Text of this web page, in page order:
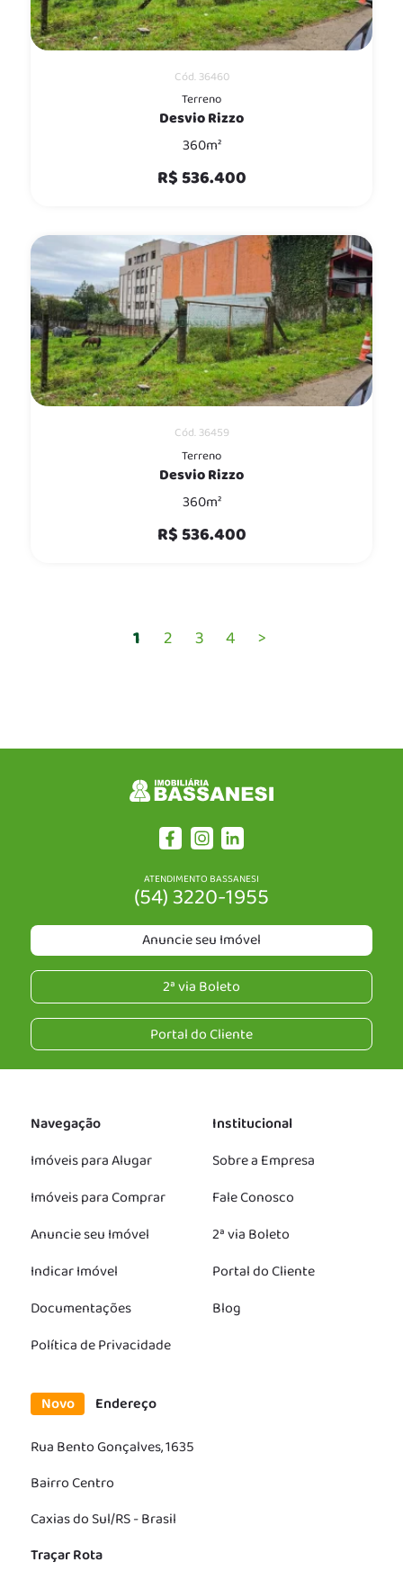
Cód. 36460
Terreno
Desvio Rizzo
360m²
R$ 536.400
Cód. 36459
Terreno
Desvio Rizzo
360m²
R$ 536.400
1 2 3 4 >
ATENDIMENTO BASSANESI
(54) 3220-1955
Anuncie seu Imóvel
2ª via Boleto
Portal do Cliente
Navegação
Imóveis para Alugar
Imóveis para Comprar
Anuncie seu Imóvel
Indicar Imóvel
Documentações
Política de Privacidade
Institucional
Sobre a Empresa
Fale Conosco
2ª via Boleto
Portal do Cliente
Blog
Novo
Endereço
Rua Bento Gonçalves, 1635
Bairro Centro
Caxias do Sul/RS - Brasil
Traçar Rota